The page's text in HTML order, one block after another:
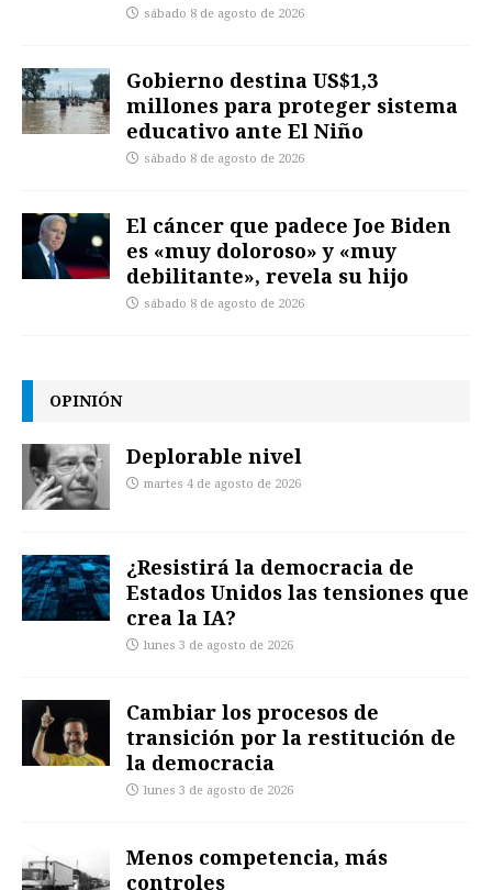
sábado 8 de agosto de 2026
Gobierno destina US$1,3
millones para proteger sistema
educativo ante El Niño
sábado 8 de agosto de 2026
El cáncer que padece Joe Biden
es «muy doloroso» y «muy
debilitante», revela su hijo
sábado 8 de agosto de 2026
OPINIÓN
Deplorable nivel
martes 4 de agosto de 2026
¿Resistirá la democracia de
Estados Unidos las tensiones que
crea la IA?
lunes 3 de agosto de 2026
Cambiar los procesos de
transición por la restitución de
la democracia
lunes 3 de agosto de 2026
Menos competencia, más
controles